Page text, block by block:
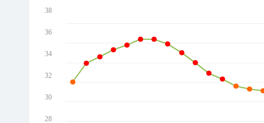
38
36
34
32
30
28